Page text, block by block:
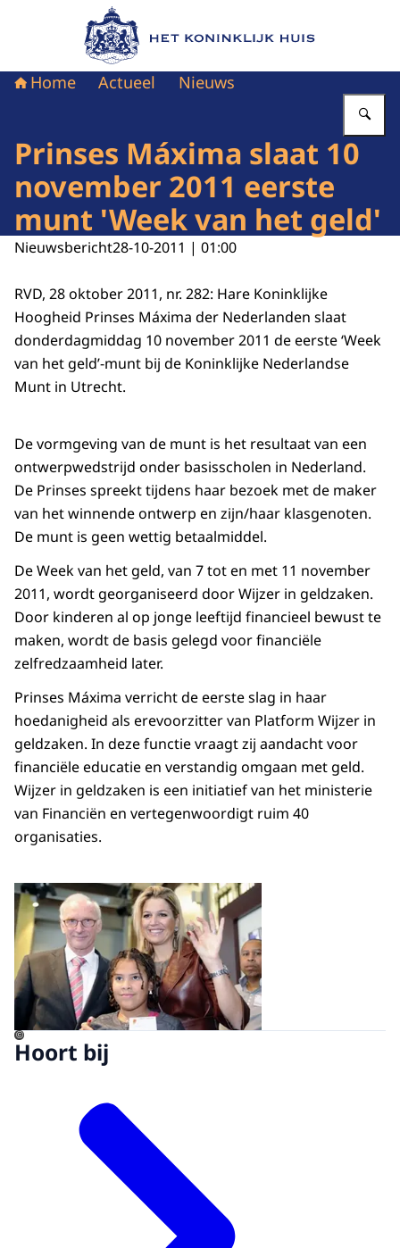
Naar de homepage van Het Koninklijk Huis
Home Actueel Nieuws
Prinses Máxima slaat 10
november 2011 eerste
munt 'Week van het geld'
Nieuwsbericht28-10-2011 | 01:00
RVD, 28 oktober 2011, nr. 282: Hare Koninklijke
Hoogheid Prinses Máxima der Nederlanden slaat
donderdagmiddag 10 november 2011 de eerste ‘Week
van het geld’-munt bij de Koninklijke Nederlandse
Munt in Utrecht.
De vormgeving van de munt is het resultaat van een
ontwerpwedstrijd onder basisscholen in Nederland.
De Prinses spreekt tijdens haar bezoek met de maker
van het winnende ontwerp en zijn/haar klasgenoten.
De munt is geen wettig betaalmiddel.
De Week van het geld, van 7 tot en met 11 november
2011, wordt georganiseerd door Wijzer in geldzaken.
Door kinderen al op jonge leeftijd financieel bewust te
maken, wordt de basis gelegd voor financiële
zelfredzaamheid later.
Prinses Máxima verricht de eerste slag in haar
hoedanigheid als erevoorzitter van Platform Wijzer in
geldzaken. In deze functie vraagt zij aandacht voor
financiële educatie en verstandig omgaan met geld.
Wijzer in geldzaken is een initiatief van het ministerie
van Financiën en vertegenwoordigt ruim 40
organisaties.
Open de galerij in vergrote
©
Hoort bij